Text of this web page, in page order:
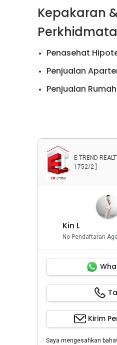
Kepakaran
Penasehat
Penjualan
Penjualan Rumah
Properti Komersial
E TREND
1752/2 ]
Kin L
No Pendaftaran
Kirim
Saya mengesahkan